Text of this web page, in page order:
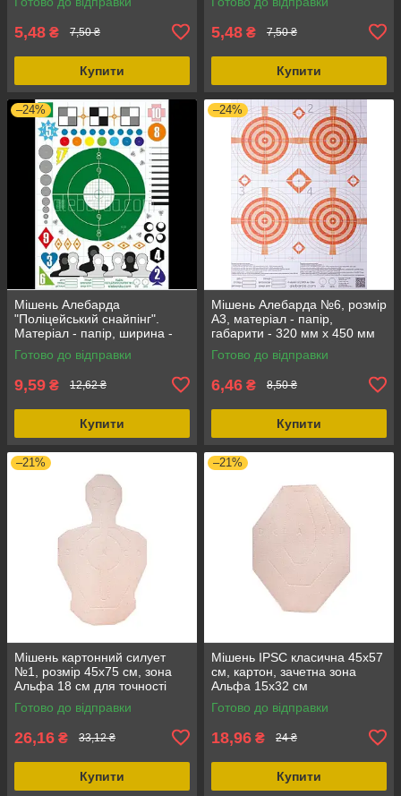
А3
5,48 ₴ 7,50 ₴
Купити
5,48 ₴ 7,50 ₴
Купити
–24%
Мішень Алебарда
"Поліцейський снайпінг".
Матеріал - папір, ширина -
42 см, довжина - 60 см
Готово до відправки
9,59 ₴ 12,62 ₴
Купити
–24%
Мішень Алебарда №6, розмір
А3, матеріал - папір,
габарити - 320 мм х 450 мм
Готово до відправки
6,46 ₴ 8,50 ₴
Купити
–21%
Мішень картонний силует
№1, розмір 45х75 см, зона
Альфа 18 см для точності
стрільби
Готово до відправки
26,16 ₴ 33,12 ₴
Купити
–21%
Мішень IPSC класична 45х57
см, картон, зачетна зона
Альфа 15х32 см
Готово до відправки
18,96 ₴ 24 ₴
Купити